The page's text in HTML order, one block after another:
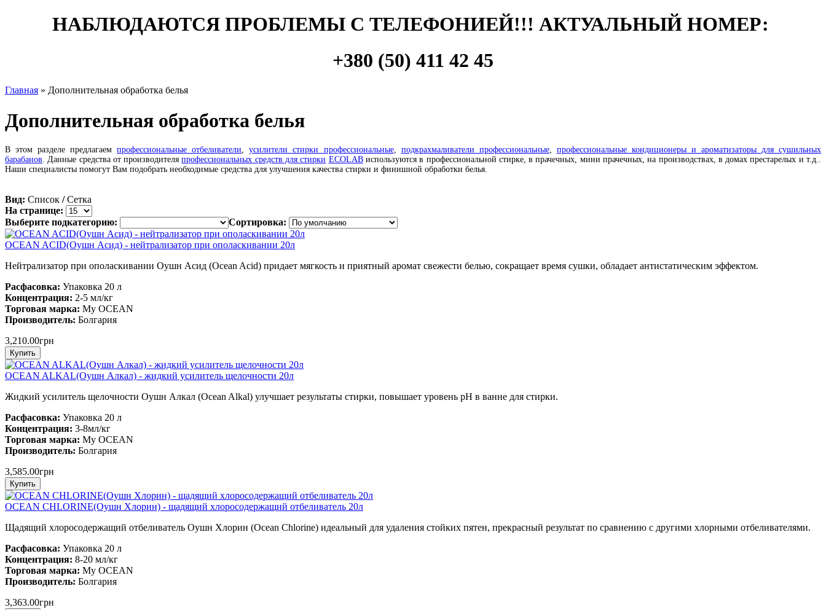
НАБЛЮДАЮТСЯ ПРОБЛЕМЫ С ТЕЛЕФОНИЕЙ!!! АКТУАЛЬНЫЙ НОМЕР:
+380 (50) 411 42 45
Главная » Дополнительная обработка белья
Дополнительная обработка белья
В этом разделе предлагаемпрофессиональные отбеливатели,усилители стирки профессиональные, подкрахмаливатели профессиональные, профессиональные кондиционеры и ароматизаторы для сушильных
барабанов. Данные средства от производителяпрофессиональных средств для стирки ECOLABиспользуются в профессиональной стирке, в прачечных, мини прачечных, на производствах, в домах престарелых и т.д..
Наши специалисты помогут Вам подобрать необходимые средства для улучшения качества стирки и финишной обработки белья.
Вид: Список / Сетка
На странице:
Выберите подкатегорию:
Сортировка:
OCEAN ACID(Оушн Асид) - нейтрализатор при ополаскивании 20л
Нейтрализатор при ополаскивании Оушн Асид (Ocean Acid) придает мягкость и приятный аромат свежести белью, сокращает время сушки, обладает антистатическим эффектом.
Расфасовка: Упаковка 20 л
Концентрация: 2-5 мл/кг
Торговая марка: My OCEAN
Производитель: Болгария
3,210.00грн
OCEAN ALKAL(Оушн Алкал) - жидкий усилитель щелочности 20л
Жидкий усилитель щелочности Оушн Алкал (Ocean Alkal) улучшает результаты стирки, повышает уровень рН в ванне для стирки.
Расфасовка: Упаковка 20 л
Концентрация: 3-8мл/кг
Торговая марка: My OCEAN
Производитель: Болгария
3,585.00грн
OCEAN CHLORINE(Оушн Хлорин) - щадящий хлоросодержащий отбеливатель 20л
Щадящий хлоросодержащий отбеливатель Оушн Хлорин (Ocean Chlorine) идеальный для удаления стойких пятен, прекрасный результат по сравнению с другими хлорными отбеливателями.
Расфасовка: Упаковка 20 л
Концентрация: 8-20 мл/кг
Торговая марка: My OCEAN
Производитель: Болгария
3,363.00грн